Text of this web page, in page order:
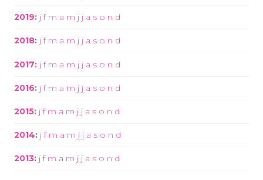
2019: j f m a m j j a s o n d
2018: j f m a m j j a s o n d
2017: j f m a m j j a s o n d
2016: j f m a m j j a s o n d
2015: j f m a m j j a s o n d
2014: j f m a m j j a s o n d
2013: j f m a m j j a s o n d